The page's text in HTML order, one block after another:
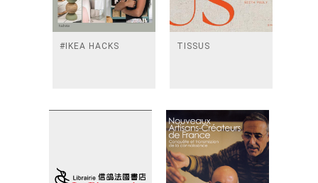
#IKEA HACKS TISSUS